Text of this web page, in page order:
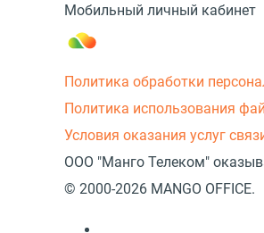
Мобильный личный кабинет
Политика обработки
Политика использования
Условия оказания услуг
ООО "Манго Телеком"
© 2000-2026 MANGO OFFICE.